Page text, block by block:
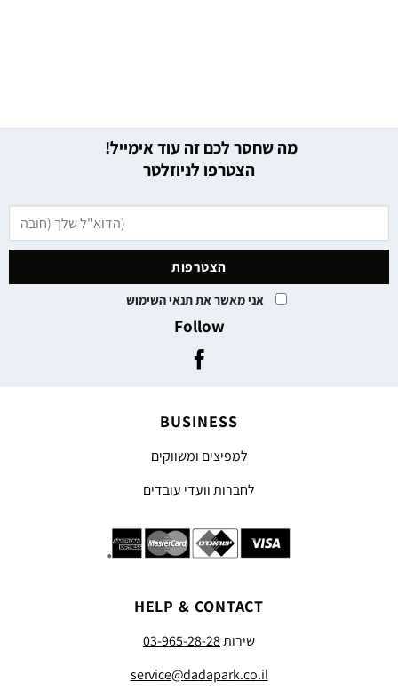
מה שחסר לכם זה עוד אימייל!
הצטרפו לניוזלטר
אני מאשר את תנאי השימוש
Follow
BUSINESS
למפיצים ומשווקים
לחברות וועדי עובדים
HELP & CONTACT
שירות03-965-28-28
service@dadapark.co.il